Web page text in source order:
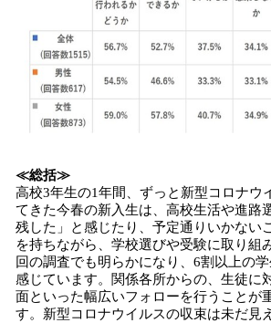
≪総括≫
高校3年生の1年間、ずっと新型コロナウ
てきた今春の新入生は、高校生活や進路
残した」と感じたり、予定通りいかない
を持ちながら、学校選びや受験に取り組
回の調査でも明らかになり、6割以上の
感じています。関係各所からの、生徒に
面といった幅広いフォローを行うことが
す。新型コロナウイルスの収束は未だ見